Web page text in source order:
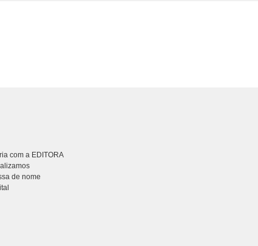
com a EDITORA
de nome